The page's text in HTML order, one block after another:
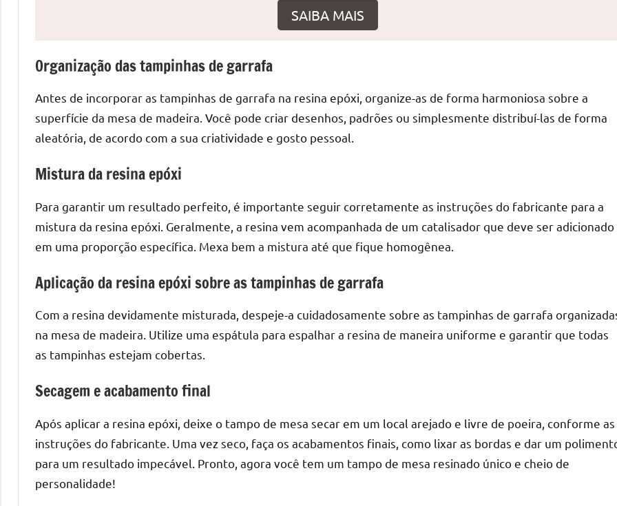
transformar
seu
peças
é
focado
em
as
práticas
e
de
resinada
de
SAIBA MAIS
Organização das tampinhas de garrafa
Antes de incorporar as tampinhas de garrafa na resina epóxi, organize-as de forma harmoniosa sobre a
superfície da mesa de madeira. Você pode criar desenhos, padrões ou simplesmente distribuí-las de forma
aleatória, de acordo com a sua criatividade e gosto pessoal.
Mistura da resina epóxi
Para garantir um resultado perfeito, é importante seguir corretamente as instruções do fabricante para a
mistura da resina epóxi. Geralmente, a resina vem acompanhada de um catalisador que deve ser adicionado
em uma proporção específica. Mexa bem a mistura até que fique homogênea.
Aplicação da resina epóxi sobre as tampinhas de garrafa
Com a resina devidamente misturada, despeje-a cuidadosamente sobre as tampinhas de garrafa
na mesa de madeira. Utilize uma espátula para espalhar a resina de maneira uniforme e garantir que todas
as tampinhas estejam cobertas.
Secagem e acabamento final
Após aplicar a resina epóxi, deixe o tampo de mesa secar em um local arejado e livre de poeira, conforme as
instruções do fabricante. Uma vez seco, faça os acabamentos finais, como lixar as bordas e dar um
para um resultado impecável. Pronto, agora você tem um tampo de mesa resinado único e cheio de
personalidade!